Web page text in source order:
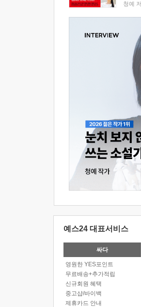
청예 저
예스24 대표서비스
싸다
영원한 YES포인트
무료배송+추가적립
신규회원 혜택
중고샵/바이백
제휴카드 안내